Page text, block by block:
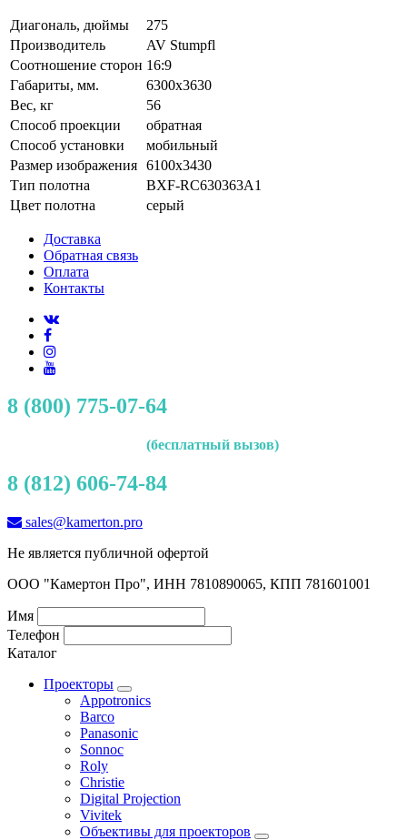
Диагональ, дюймы
275
Производитель
AV Stumpfl
Соотношение сторон 16:9
Габариты, мм.
6300x3630
Вес, кг
56
Способ проекции
обратная
Способ установки
мобильный
Размер изображения 6100x3430
Тип полотна
BXF-RC630363A1
Цвет полотна
серый
Доставка
Обратная связь
Оплата
Контакты
8 (800) 775-07-64
(бесплатный вызов)
8 (812) 606-74-84
sales@kamerton.pro
Не является публичной офертой
ООО "Камертон Про", ИНН 7810890065, КПП 781601001
Имя
Телефон
Каталог
Проекторы
Appotronics
Barco
Panasonic
Sonnoc
Roly
Christie
Digital Projection
Vivitek
Объективы для проекторов